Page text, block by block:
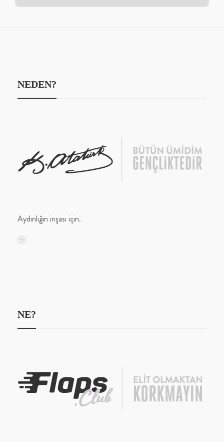
NEDEN?
Aydınlığın inşası için.
NE?